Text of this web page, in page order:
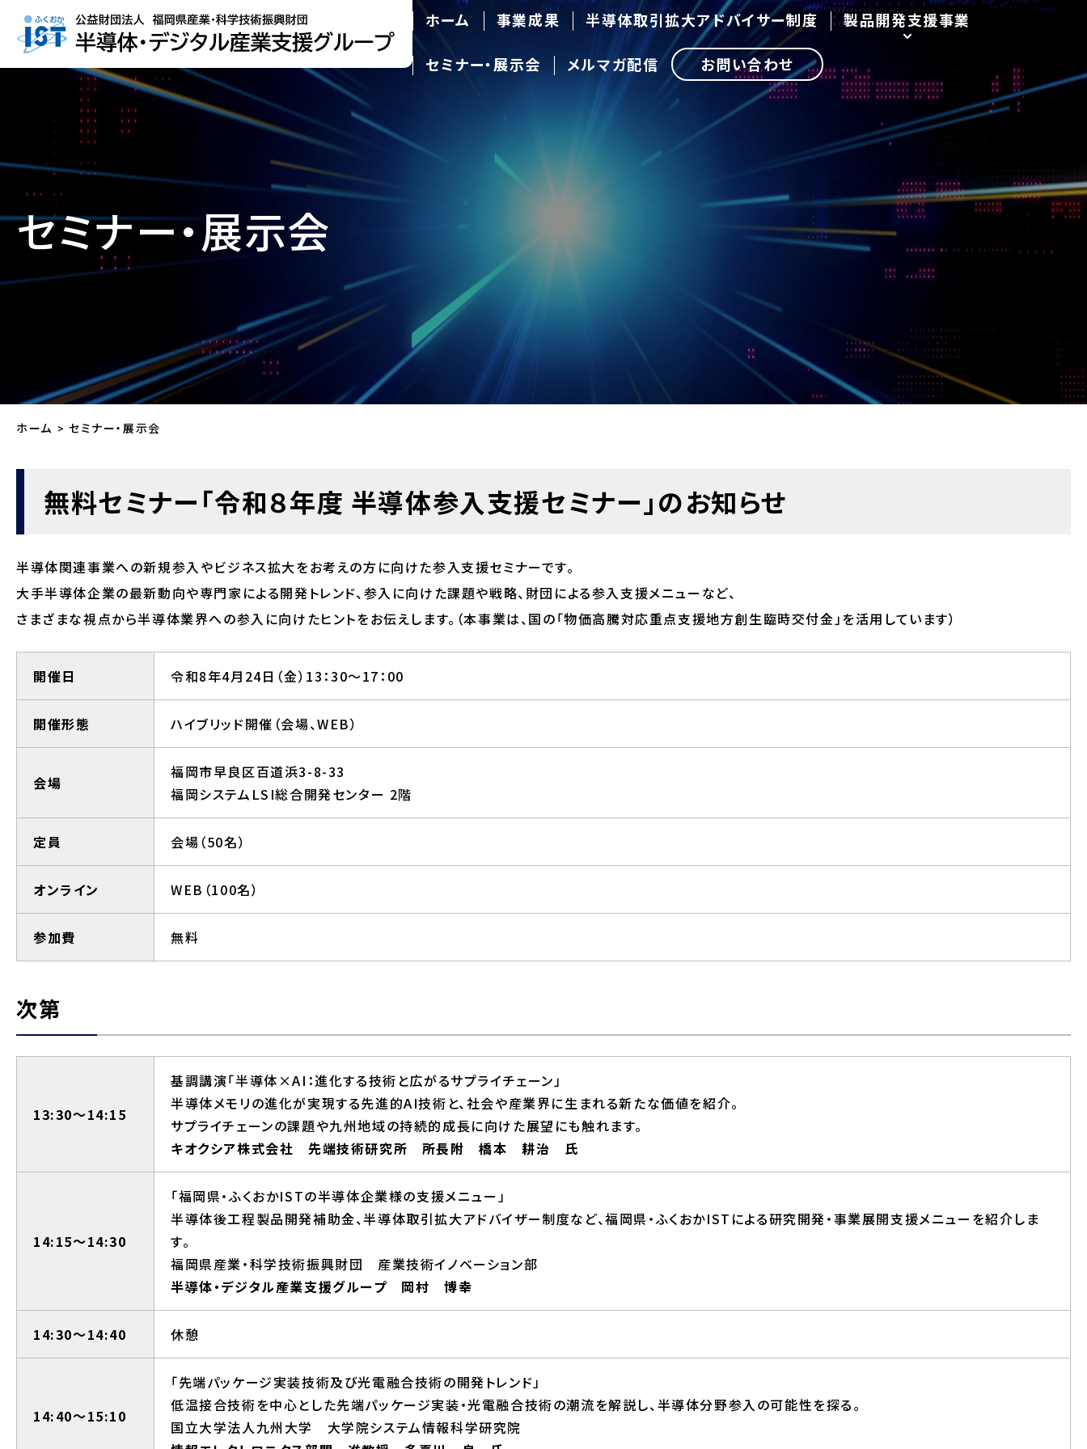
ホーム 事業成果 半導体取引拡大アドバイサー制度 製品開発支援事業
セミナー・展示会 メルマガ配信 お問い合わせ
セミナー・展示会
ホーム セミナー・展示会
無料セミナー「令和８年度 半導体参入支援セミナー」のお知らせ
半導体関連事業への新規参入やビジネス拡大をお考えの方に向けた参入支援セミナーです。
大手半導体企業の最新動向や専門家による開発トレンド、参入に向けた課題や戦略、財団による参入支援メニューなど、
さまざまな視点から半導体業界への参入に向けたヒントをお伝えします。（本事業は、国の「物価高騰対応重点支援地方創生臨時交付金」を活用しています）
開催日 令和8年4月24日（金）13：30～17：00
開催形態 ハイブリッド開催（会場、WEB）
会場
福岡市早良区百道浜3-8-33
福岡システムLSI総合開発センター 2階
定員 会場（50名）
オンライン WEB（100名）
参加費 無料
次第
13:30～14:15
基調講演「半導体×AI：進化する技術と広がるサプライチェーン」
半導体メモリの進化が実現する先進的AI技術と、社会や産業界に生まれる新たな価値を紹介。
サプライチェーンの課題や九州地域の持続的成長に向けた展望にも触れます。
キオクシア株式会社 先端技術研究所 所長附 橋本 耕治 氏
14:15～14:30
「福岡県・ふくおかISTの半導体企業様の支援メニュー」
半導体後工程製品開発補助金、半導体取引拡大アドバイザー制度など、福岡県・ふくおかISTによる研究開発・事業展開支援メニューを紹介しま
す。
福岡県産業・科学技術振興財団 産業技術イノベーション部
半導体・デジタル産業支援グループ 岡村 博幸
14:30～14:40 休憩
14:40～15:10
「先端パッケージ実装技術及び光電融合技術の開発トレンド」
低温接合技術を中心とした先端パッケージ実装・光電融合技術の潮流を解説し、半導体分野参入の可能性を探る。
国立大学法人九州大学 大学院システム情報科学研究院